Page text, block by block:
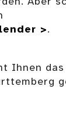
>.
Ihnen das